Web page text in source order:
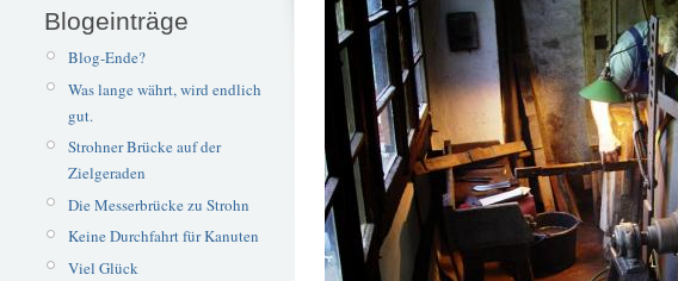
Blogeinträge
Blog-Ende?
Was lange währt, wird endlich
gut.
Strohner Brücke auf der
Zielgeraden
Die Messerbrücke zu Strohn
Keine Durchfahrt für Kanuten
Viel Glück